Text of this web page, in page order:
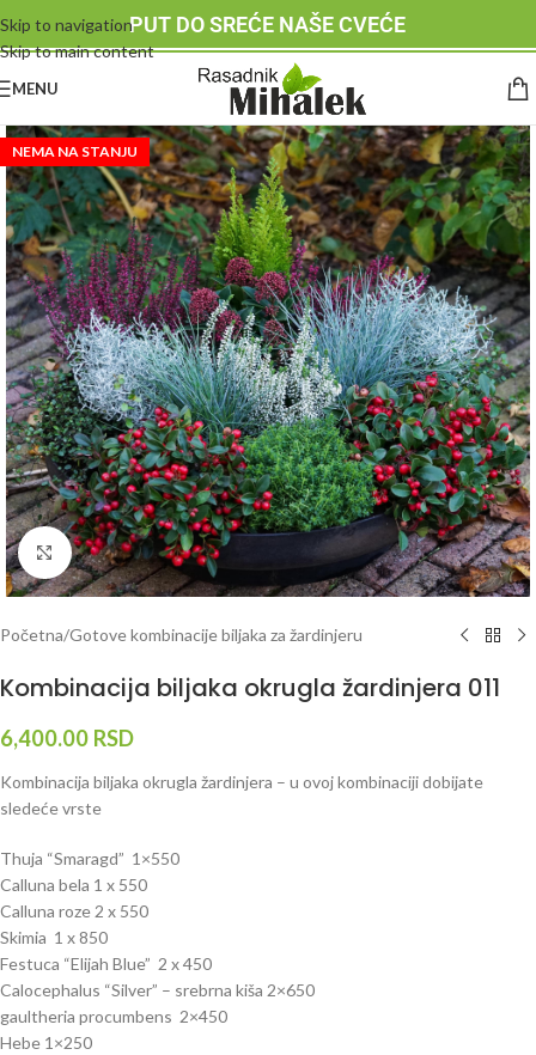
Skip to navigation
Skip to main content
PUT DO SREĆE NAŠE CVEĆE
MENU
NEMA NA STANJU
Klknite da uvećate
Početna/Gotove kombinacije biljaka za žardinjeru
Kombinacija biljaka okrugla žardinjera 011
6,400.00 RSD
Kombinacija biljaka okrugla žardinjera – u ovoj kombinaciji dobijate
sledeće vrste
Thuja “Smaragd” 1×550
Calluna bela 1 x 550
Calluna roze 2 x 550
Skimia 1 x 850
Festuca “Elijah Blue” 2 x 450
Calocephalus “Silver” – srebrna kiša 2×650
gaultheria procumbens 2×450
Hebe 1×250